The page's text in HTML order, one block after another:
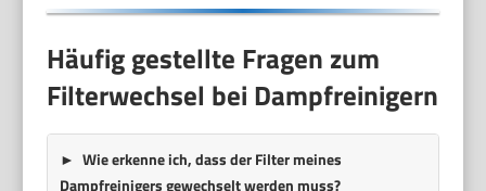
Häufig gestellte Fragen zum
Filterwechsel bei Dampfreinigern
Wie erkenne ich, dass der Filter meines
Dampfreinigers gewechselt werden muss?